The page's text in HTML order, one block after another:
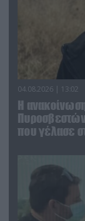
04.08.2026 | 13:02
Η
Πυροσβεστών
που γέλασε